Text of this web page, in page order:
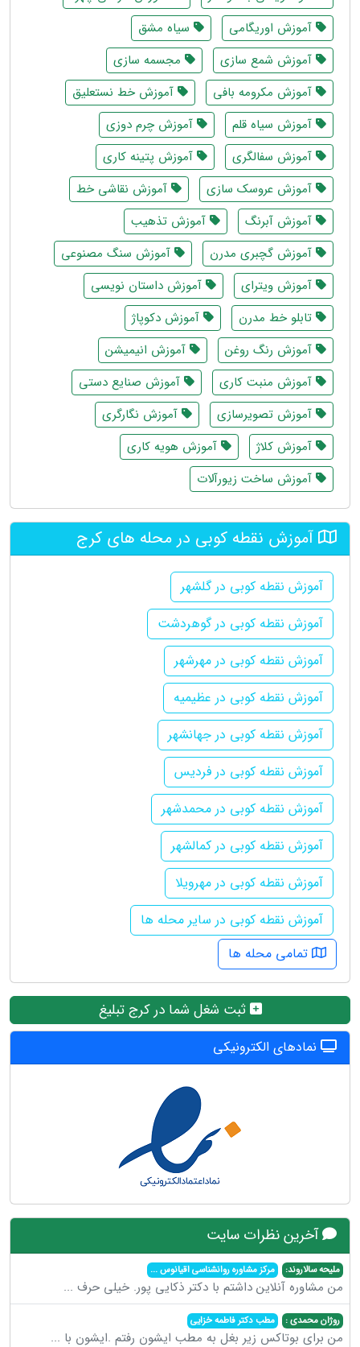
آموزش اوریگامی
سیاه مشق
آموزش شمع سازی
مجسمه سازی
آموزش مکرومه بافی
آموزش خط نستعلیق
آموزش سیاه قلم
آموزش چرم دوزی
آموزش سفالگری
آموزش پتینه کاری
آموزش عروسک سازی
آموزش نقاشی خط
آموزش آبرنگ
آموزش تذهیب
آموزش گچبری مدرن
آموزش سنگ مصنوعی
آموزش ویترای
آموزش داستان نویسی
تابلو خط مدرن
آموزش دکوپاژ
آموزش رنگ روغن
آموزش انیمیشن
آموزش منبت کاری
آموزش صنایع دستی
آموزش تصویرسازی
آموزش نگارگری
آموزش کلاژ
آموزش هویه کاری
آموزش ساخت زیورآلات
آموزش نقطه کوبی در محله های کرج
آموزش نقطه کوبی در گلشهر
آموزش نقطه کوبی در گوهردشت
آموزش نقطه کوبی در مهرشهر
آموزش نقطه کوبی در عظیمیه
آموزش نقطه کوبی در جهانشهر
آموزش نقطه کوبی در فردیس
آموزش نقطه کوبی در محمدشهر
آموزش نقطه کوبی در کمالشهر
آموزش نقطه کوبی در مهرویلا
آموزش نقطه کوبی در سایر محله ها
تمامی محله ها
ثبت شغل شما در کرج تبلیغ
نمادهای الکترونیکی
آخرین نظرات سایت
ملیحه سالاروند: مرکز مشاوره روانشناسی اقیانوس...
من مشاوره آنلاین داشتم با دکتر ذکایی پور. خیلی حرف ...
روژان محمدی : مطب دکتر فاطمه خزایی
من برای بوتاکس زیر بغل به مطب ایشون رفتم .ایشون با ...